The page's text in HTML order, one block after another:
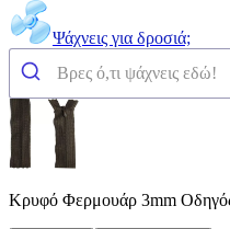
Ψάχνεις για δροσιά;
Κρυφό Φερμουάρ 3mm